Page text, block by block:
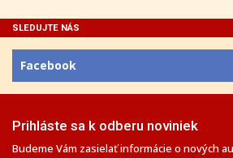
SLEDUJTE NÁS
Facebook
Prihláste sa k odberu noviniek
Budeme Vám zasielať informácie o nových